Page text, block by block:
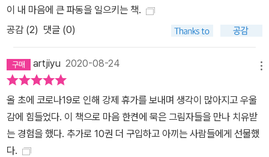
이 내 마음에 큰 파동을 일으키는 책.
공감 (2) 댓글 (0)
artjiyu 2020-08-24
올 초에 코로나19로 인해 강제 휴가를 보내며 생각이 많아지고 우울
감에 힘들었다. 이 책으로 마음 한켠에 묵은 그림자들을 만나 치유받
는 경험을 했다. 추가로 10권 더 구입하고 아끼는 사람들에게 선물했
다.